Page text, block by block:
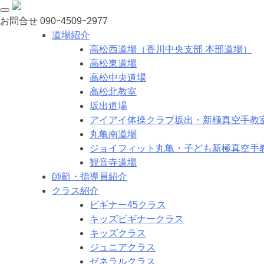
お問合せ 090ｰ4509ｰ2977
道場紹介
高松西道場（香川中央支部 本部道場）
高松東道場
高松中央道場
高松北教室
坂出道場
アイアイ体操クラブ坂出・新極真空手教
丸亀南道場
ジョイフィット丸亀・子ども新極真空手
観音寺道場
師範・指導員紹介
クラス紹介
ビギナー45クラス
キッズビギナークラス
キッズクラス
ジュニアクラス
ゼネラルクラス